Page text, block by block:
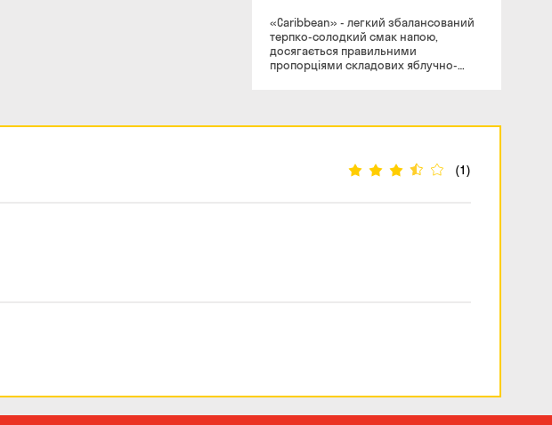
«Сaribbean» - легкий збалансований
терпко-солодкий смак напою,
досягається правильними
пропорціями складових яблучно-
суданської троянди. Смак: солодкий,
з лаймовими нотками. Післясмак:
(1)